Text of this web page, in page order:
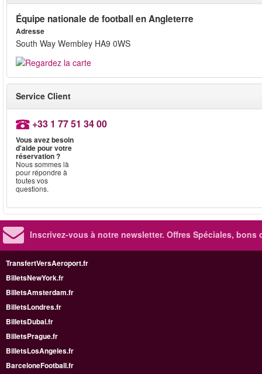
Équipe nationale de football en Angleterre
Adresse
South Way Wembley HA9 0WS
Service Client
+33 1 77 51 34 00
Vous avez besoin
d'aide pour votre
réservation ?
Nous sommes là
pour répondre à
toutes vos
questions.
Inscrivez-vous à notre newsletter. Offres Spéciales, bons
TransfertVersAeroport.fr
BilletsNewYork.fr
BilletsAmsterdam.fr
BilletsLondres.fr
BilletsDubai.fr
BilletsPrague.fr
BilletsLosAngeles.fr
BarceloneFootball.fr